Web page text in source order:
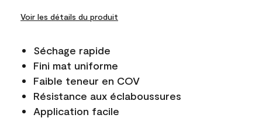
Voir les détails du produit
Séchage rapide
Fini mat uniforme
Faible teneur en COV
Résistance aux éclaboussures
Application facile